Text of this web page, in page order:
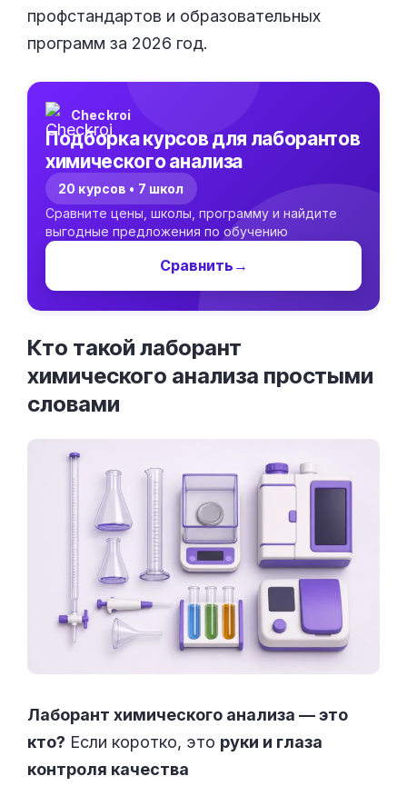
профстандартов и образовательных
программ за 2026 год.
Checkroi
Подборка курсов для лаборантов
химического анализа
20 курсов • 7 школ
Сравните цены, школы, программу и найдите
выгодные предложения по обучению
Сравнить →
Кто такой лаборант
химического анализа простыми
словами
Лаборант химического анализа — это
кто? Если коротко, это руки и глаза
контроля качества